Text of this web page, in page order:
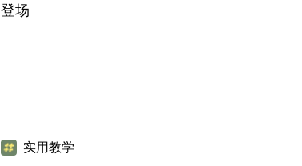
登场
实用教学